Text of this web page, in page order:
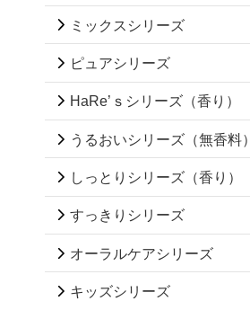
ミックスシリーズ
ピュアシリーズ
HaRe’ｓシリーズ（香り）
うるおいシリーズ（無香料）
しっとりシリーズ（香り）
すっきりシリーズ
オーラルケアシリーズ
キッズシリーズ